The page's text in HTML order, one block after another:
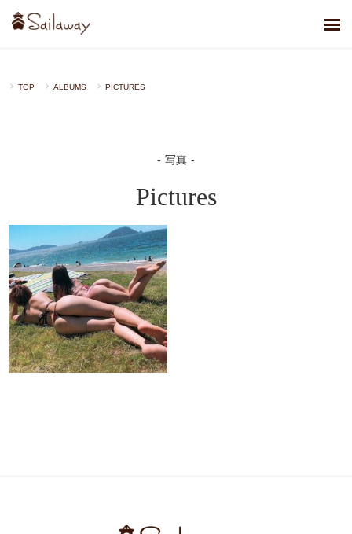
TOP ALBUMS PICTURES
写真
Pictures